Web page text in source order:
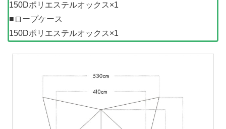
150Dポリエステルオックス×1
■ロープケース
150Dポリエステルオックス×1